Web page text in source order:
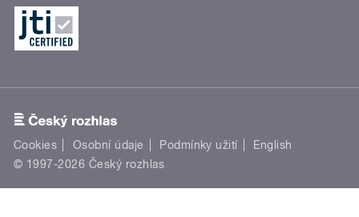
Cookies Osobní údaje Podmínky užití
English
© 1997-2026 Český rozhlas